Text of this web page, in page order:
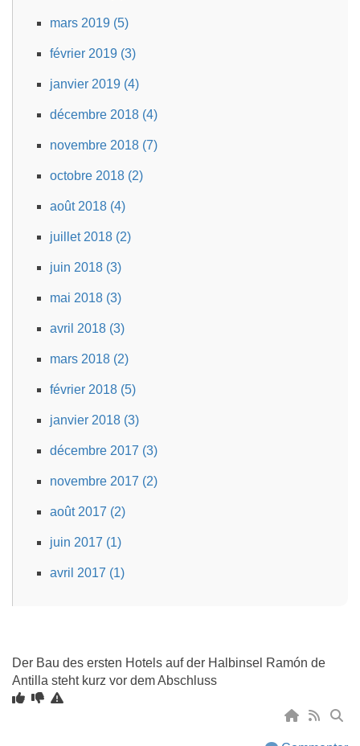
mars 2019 (5)
février 2019 (3)
janvier 2019 (4)
décembre 2018 (4)
novembre 2018 (7)
octobre 2018 (2)
août 2018 (4)
juillet 2018 (2)
juin 2018 (3)
mai 2018 (3)
avril 2018 (3)
mars 2018 (2)
février 2018 (5)
janvier 2018 (3)
décembre 2017 (3)
novembre 2017 (2)
août 2017 (2)
juin 2017 (1)
avril 2017 (1)
Der Bau des ersten Hotels auf der Halbinsel Ramón de
Antilla steht kurz vor dem Abschluss